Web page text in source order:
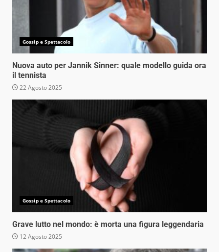
Gossip e Spettacolo
Nuova auto per Jannik Sinner: quale modello guida ora
il tennista
22 Agosto 2025
Gossip e Spettacolo
Grave lutto nel mondo: è morta una figura leggendaria
12 Agosto 2025